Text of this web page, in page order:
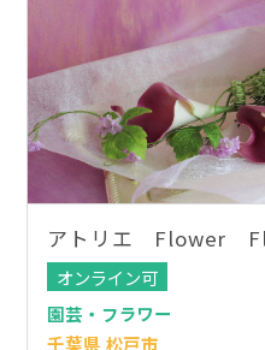
アトリエ Flower
オンライン可
園芸・フラワー
千葉県 松戸市